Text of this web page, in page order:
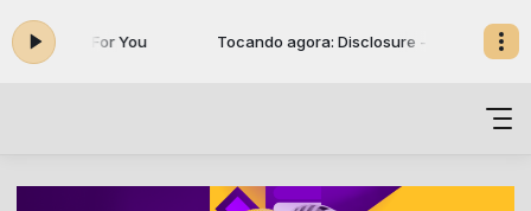
- F For You Tocando agora: Disclosure - F For You